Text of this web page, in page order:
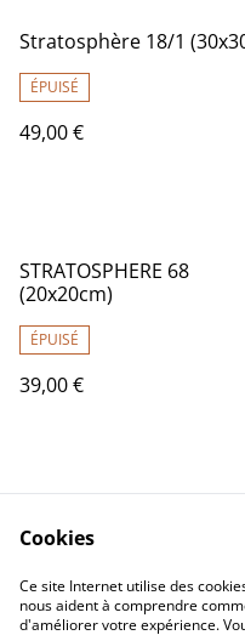
Stratosphère 18/1
ÉPUISÉ
49,00 €
STRATOSPHERE 68
(20x20cm)
ÉPUISÉ
39,00 €
Contactez-nous
Cookies
Ce site Internet utilise des
nous aident à comprendre
d'améliorer votre expérience.